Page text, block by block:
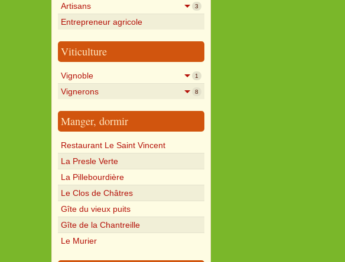
Artisans 3
Entrepreneur agricole
Viticulture
Vignoble 1
Vignerons 8
Manger, dormir
Restaurant Le Saint Vincent
La Presle Verte
La Pillebourdière
Le Clos de Châtres
Gîte du vieux puits
Gîte de la Chantreille
Le Murier